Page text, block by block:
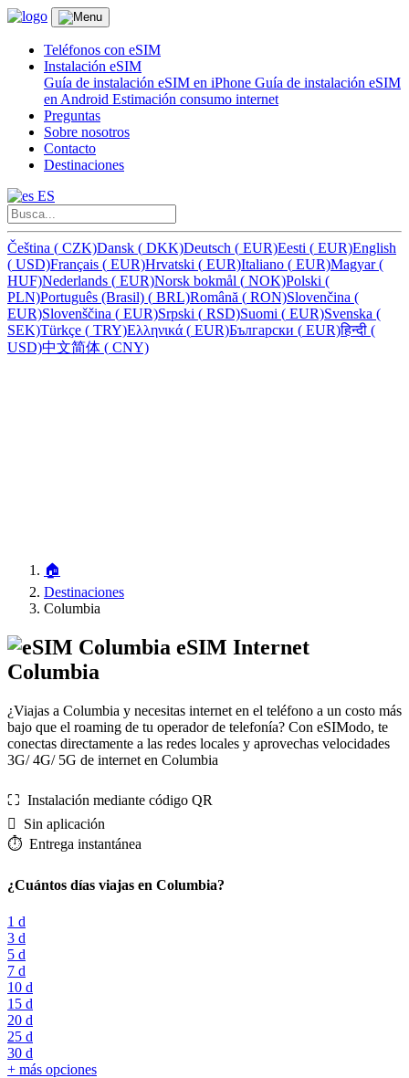
Teléfonos con eSIM
Instalación eSIM
Guía de instalación eSIM en iPhone Guía de instalación eSIM
en Android Estimación consumo internet
Preguntas
Sobre nosotros
Contacto
Destinaciones
ES
Čeština ( CZK)Dansk ( DKK)Deutsch ( EUR)Eesti ( EUR)English
( USD)Français ( EUR)Hrvatski ( EUR)Italiano ( EUR)Magyar(
HUF)Nederlands ( EUR)Norsk bokmål ( NOK)Polski (
PLN)Português (Brasil) ( BRL)Română ( RON)Slovenčina (
EUR)Slovenščina ( EUR)Srpski ( RSD)Suomi ( EUR)Svenska (
SEK)Türkçe ( TRY)Ελληνικά ( EUR)Български ( EUR)हिन्दी (
USD)中文简体 ( CNY)
🏠
Destinaciones
Columbia
eSIM Internet
Columbia
¿Viajas a Columbia y necesitas internet en el teléfono a un costo más
bajo que el roaming de tu operador de telefonía? Con eSIModo, te
conectas directamente a las redes locales y aprovechas velocidades
3G/ 4G/ 5G de internet en Columbia
⛶️️ Instalación mediante código QR
️ Sin aplicación
⏱️️ Entrega instantánea
¿Cuántos días viajas en Columbia?
1 d
3 d
5 d
7 d
10 d
15 d
20 d
25 d
30 d
+ más opciones